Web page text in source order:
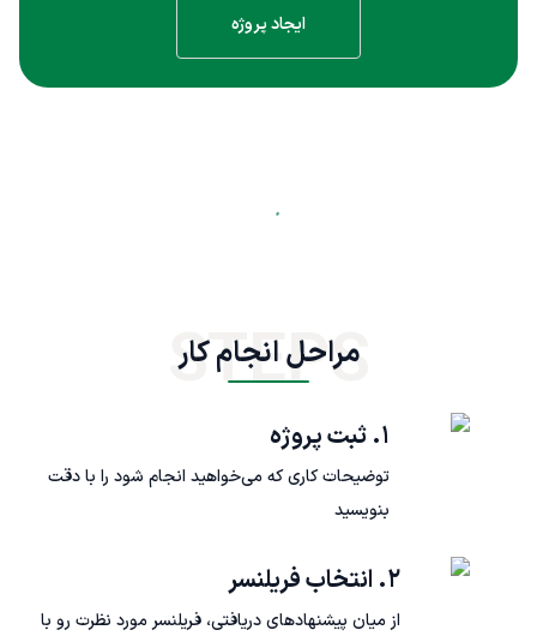
ایجاد پروژه
مراحل انجام کار
STEPS
۱. ثبت پروژه
توضیحات کاری که می‌خواهید انجام شود را با دقت
بنویسید
۲. انتخاب فریلنسر
از میان پیشنهادهای دریافتی، فریلنسر مورد نظرت رو با